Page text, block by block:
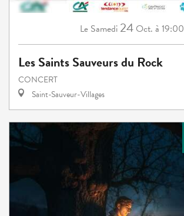
Le Samedi 24 Oct. à 19:00
Les Saints Sauveurs du Rock
CONCERT
Saint-Sauveur-Villages